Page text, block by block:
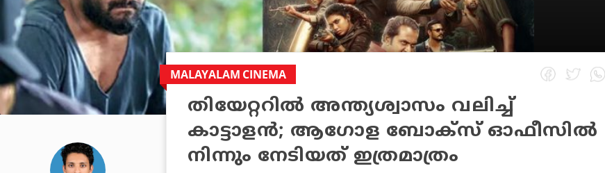
MALAYALAM CINEMA
തിയേറ്ററില്‍ അന്ത്യശ്വാസം വലിച്ച്
കാട്ടാളന്‍; ആഗോള ബോക്‌സ് ഓഫീസില്‍
നിന്നും നേടിയത് ഇത്രമാത്രം